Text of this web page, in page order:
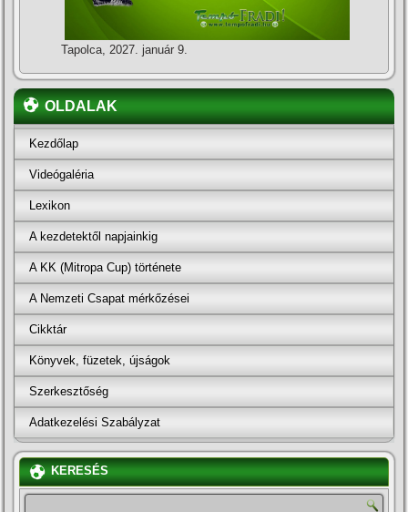
Tapolca, 2027. január 9.
OLDALAK
Kezdőlap
Videógaléria
Lexikon
A kezdetektől napjainkig
A KK (Mitropa Cup) története
A Nemzeti Csapat mérkőzései
Cikktár
Könyvek, füzetek, újságok
Szerkesztőség
Adatkezelési Szabályzat
KERESÉS